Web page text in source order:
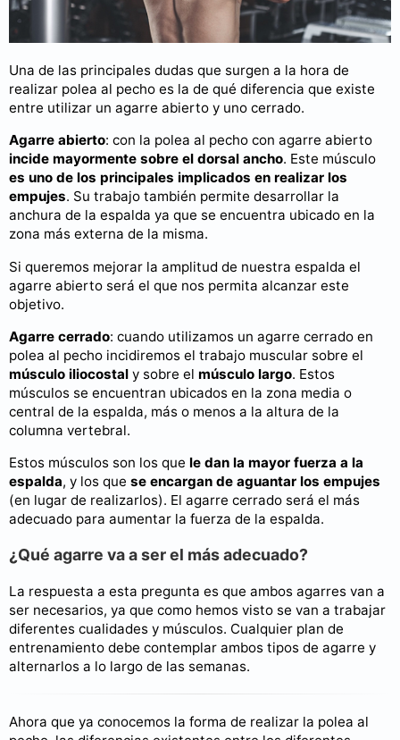
Una de las principales dudas que surgen a la hora de
realizar polea al pecho es la de qué diferencia que existe
entre utilizar un agarre abierto y uno cerrado.
Agarre abierto: con la polea al pecho con agarre abierto
incide mayormente sobre el dorsal ancho. Este músculo
es uno de los principales implicados en realizar los
empujes. Su trabajo también permite desarrollar la
anchura de la espalda ya que se encuentra ubicado en la
zona más externa de la misma.
Si queremos mejorar la amplitud de nuestra espalda el
agarre abierto será el que nos permita alcanzar este
objetivo.
Agarre cerrado: cuando utilizamos un agarre cerrado en
polea al pecho incidiremos el trabajo muscular sobre el
músculo iliocostal y sobre el músculo largo. Estos
músculos se encuentran ubicados en la zona media o
central de la espalda, más o menos a la altura de la
columna vertebral.
Estos músculos son los que le dan la mayor fuerza a la
espalda, y los que se encargan de aguantar los empujes
(en lugar de realizarlos). El agarre cerrado será el más
adecuado para aumentar la fuerza de la espalda.
¿Qué agarre va a ser el más adecuado?
La respuesta a esta pregunta es que ambos agarres van a
ser necesarios, ya que como hemos visto se van a trabajar
diferentes cualidades y músculos. Cualquier plan de
entrenamiento debe contemplar ambos tipos de agarre y
alternarlos a lo largo de las semanas.
Ahora que ya conocemos la forma de realizar la polea al